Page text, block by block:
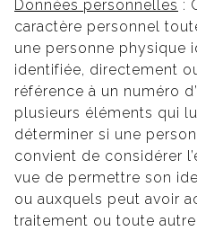
Données personnelles :
caractère personnel
une personne physique
identifiée, directement
référence à un numéro
plusieurs éléments qui
déterminer si une
convient de considérer
vue de permettre son
ou auxquels peut avoir
traitement ou toute